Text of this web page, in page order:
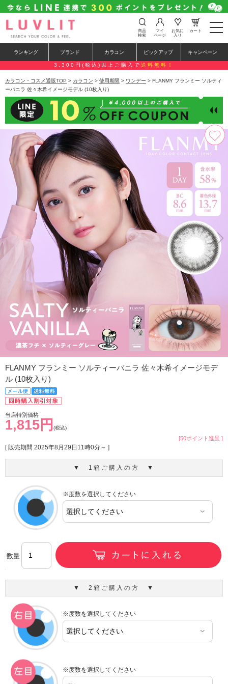
t
o
e
n
a
a
i
o
n
商品
検索
マイ
ページ
お気に
入り
カート
ランキング ブランド カラコン ピックアップ キャンペーン
3,300円(税込)以上ご購入で 送料無料！
カラコン・コスメ通販TOP > カラコン > 使用期限 > ワンデー > FLANMY フランミー ソルティ
ーバニラ 佐々木希イメージモデル (10枚入り)
FLANMY フランミー ソルティーバニラ 佐々木希イメージモデ
ル (10枚入り)
当店特別価格
1,815円 (税込)
[50ポイント進呈 ]
[ 販売期間 2025年8月29日11時0分～ ]
▼ 1箱ご購入の方 ▼
※度数を選択してください
数量
▼ 2箱ご購入の方 ▼
※度数を選択してください
※度数を選択してください